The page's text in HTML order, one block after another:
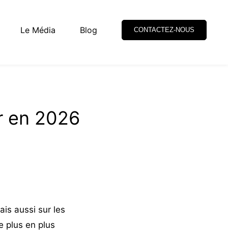
Le Média Blog CONTACTEZ-NOUS
en 2026
aussi sur les
plus en plus